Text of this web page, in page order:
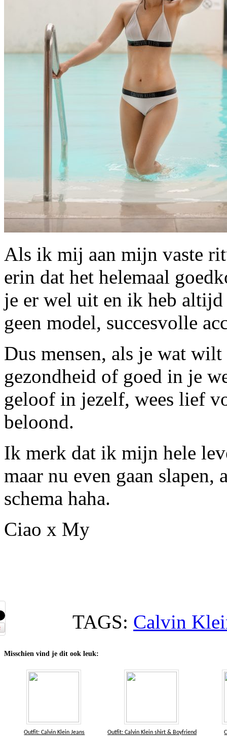
Als ik mij aan mijn vaste
erin dat het helemaal
je er wel uit en ik heb
geen model, succesvolle
Dus mensen, als je wat
gezondheid of goed in je
geloof in jezelf, wees lief
beloond.
Ik merk dat ik mijn hele
maar nu even gaan
schema haha.
Ciao x My
TAGS: Calvin
Misschien vind je dit ook leuk:
Outfit: Calvin Klein Jeans
Outfit: Calvin Klein shirt & Boyfriend